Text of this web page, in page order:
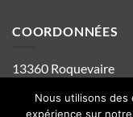
COORDONNÉES
13360 Roquevaire
Tel : 06.63.70.62.44
Mentions legales
Politique de
Nous utilisons des
expérience sur